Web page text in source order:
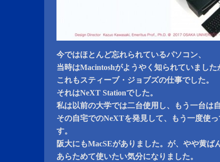
今ではほとんど忘れられているパソコン、
当時はMacintoshがようやく知られていました
これもスティーブ・ジョブズの仕事でした。
それはNeXT Stationでした。
私は以前の大学では二台使用し、もう一台は
その自宅でのNeXTを発見して、もう一度使
す。
阪大にもMacSEがありました。が、やや黄ば
あらためて使いたい気分になりました。